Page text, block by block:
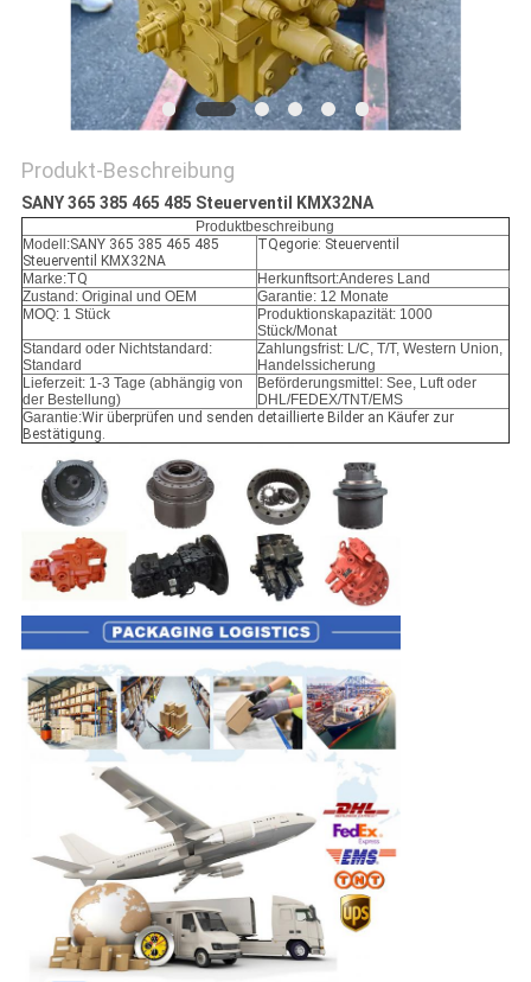
DATENSCHUTZ-
BESTIMMUNGEN
Produkt-Beschreibung
SANY 365 385 465 485 Steuerventil KMX32NA
Produktbeschreibung
Modell:SANY 365 385 465 485
Steuerventil KMX32NA
TQegorie: Steuerventil
Marke:TQ
Herkunftsort:Anderes Land
Zustand: Original und OEM
Garantie: 12 Monate
MOQ: 1 Stück
Produktionskapazität: 1000
Stück/Monat
Standard oder Nichtstandard:
Standard
Zahlungsfrist: L/C, T/T, Western Union,
Handelssicherung
Lieferzeit: 1-3 Tage (abhängig von
der Bestellung)
Beförderungsmittel: See, Luft oder
DHL/FEDEX/TNT/EMS
Garantie:Wir überprüfen und senden detaillierte Bilder an Käufer zur
Bestätigung.